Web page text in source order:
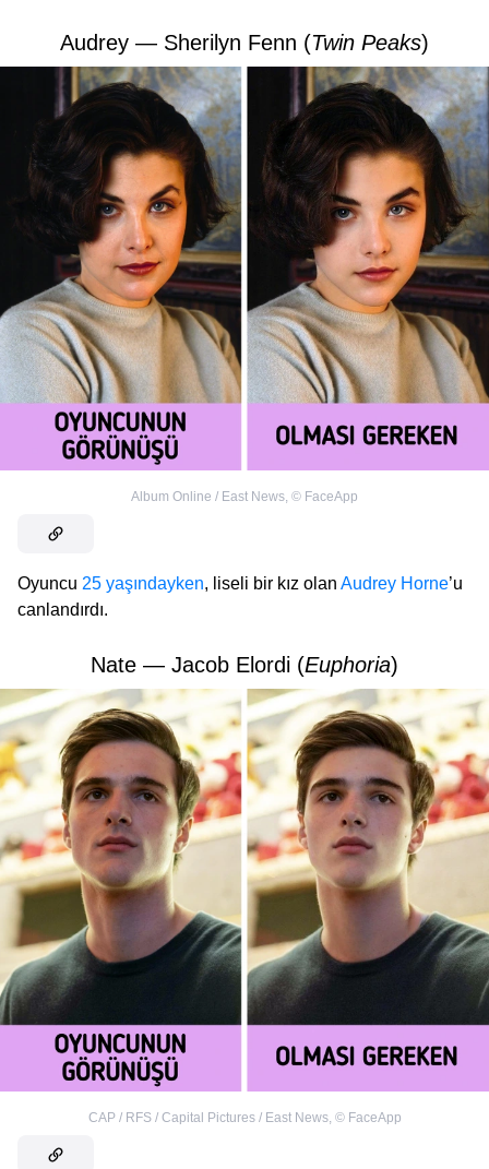
Audrey — Sherilyn Fenn (Twin Peaks)
Album Online / East News, © FaceApp
Oyuncu 25 yaşındayken, liseli bir kız olan Audrey Horne’u
canlandırdı.
Nate — Jacob Elordi (Euphoria)
CAP / RFS / Capital Pictures / East News, © FaceApp